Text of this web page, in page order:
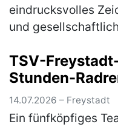
eindrucksvolles
und gesellschaftliches
Pawlewitz (1.
TSV-
Stunden-
14.07.2026 – Freystadt
Ein fünfköpfiges